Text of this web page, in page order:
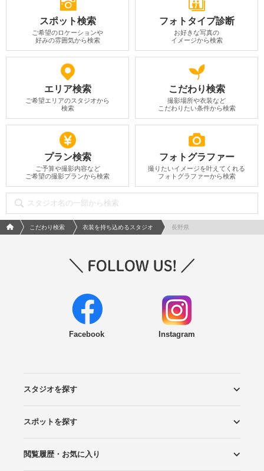
スポット検索
ご希望のロケーションや
好みの雰囲気から検索
フォトタイプ診断
お好きな写真の
イメージから検索
エリア検索
ご希望エリアのスタジオから
検索
こだわり検索
撮影場所や衣装など
こだわりたい条件から検索
プラン検索
ご予算や撮影内容など
ご希望の撮影プランから検索
フォトグラファー
撮りたいイメージを叶えてくれる
フォトグラファーから検索
フォトウエディング/結婚写真のPhotorait ホーム
こだわり検索 衣装を持ち込めるスタジオ 長野県
Facebook Instagram
スタジオを探す
エリアから探す
こだわりから探す
NEW PHOTO STYLE
プランから探す
フォトタイプ診断
フォトグラファーから探す
国内リゾートから探す
スポットを探す
ロケーションから探す
スタジオから探す
閲覧履歴・お気に入り